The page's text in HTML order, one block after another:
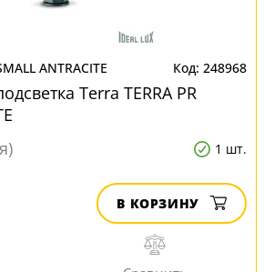
ANTRACITE 248968
Terra TERRA PR
1 шт.
В КОРЗИНУ